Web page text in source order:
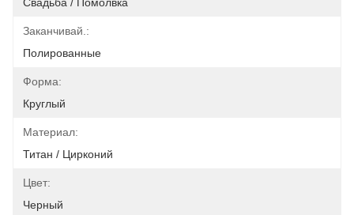
Заканчивай.:
Полированные
Форма:
Круглый
Материал:
Титан / Цирконий
Цвет:
Черный